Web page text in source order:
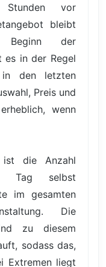
vor
bleibt
Beginn der
es in der Regel
den letzten
Preis und
wenn
ist die Anzahl
Tag selbst
im gesamten
Die
zu diesem
sodass das,
Extremen liegt